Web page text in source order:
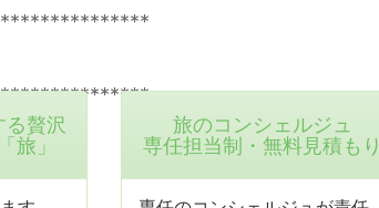
贅沢
旅」
旅のコンシェルジュ
専任担当制・無料見積もり